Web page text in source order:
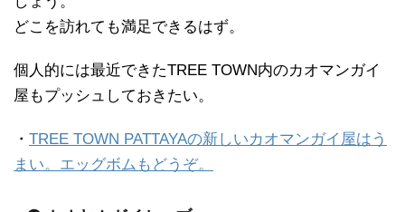
どこを訪れても満足できるはず。
個人的には最近できたTREE TOWN内のカオマンガイ
屋もプッシュしておきたい。
・ TREE TOWN PATTAYAの新しいカオマンガイ屋はう
まい。エッグボムもどうぞ。